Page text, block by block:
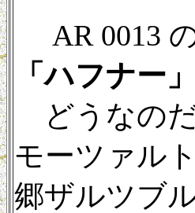
AR 0013
「ハフナー」
どうなの
モーツァル
郷ザルツブ